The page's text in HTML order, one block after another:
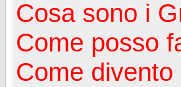
Cosa sono i
Come posso
Come